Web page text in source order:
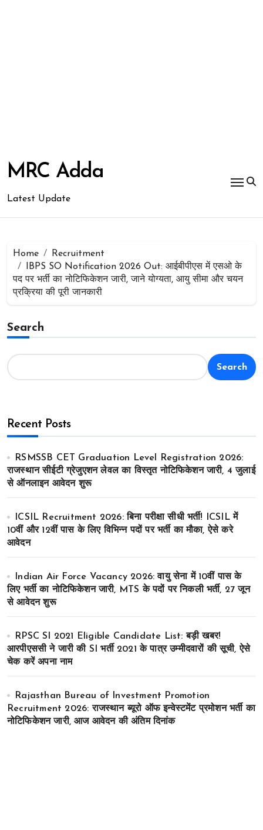
content
MRC Adda
Latest Update
Home
Recruitment
IBPS SO Notification 2026 Out: आईबीपीएस में एसओ के
पद पर भर्ती का नोटिफिकेशन जारी, जाने योग्यता, आयु सीमा और चयन
प्रक्रिया की पूरी जानकारी
Search
Search
Recent Posts
RSMSSB CET Graduation Level Registration 2026:
राजस्थान सीईटी ग्रेजुएशन लेवल का विस्तृत नोटिफिकेशन जारी, 4 जुलाई
से ऑनलाइन आवेदन शुरू
ICSIL Recruitment 2026: बिना परीक्षा सीधी भर्ती! ICSIL में
10वीं और 12वीं पास के लिए विभिन्न पदों पर भर्ती का मौका, ऐसे करे
आवेदन
Indian Air Force Vacancy 2026: वायु सेना में 10वीं पास के
लिए भर्ती का नोटिफिकेशन जारी, MTS के पदों पर निकली भर्ती, 27 जून
से आवेदन शुरू
RPSC SI 2021 Eligible Candidate List: बड़ी खबर!
आरपीएससी ने जारी की SI भर्ती 2021 के पात्र उम्मीदवारों की सूची, ऐसे
चेक करें अपना नाम
Rajasthan Bureau of Investment Promotion
Recruitment 2026: राजस्थान ब्यूरो ऑफ इन्वेस्टमेंट प्रमोशन भर्ती का
नोटिफिकेशन जारी, आज आवेदन की अंतिम दिनांक